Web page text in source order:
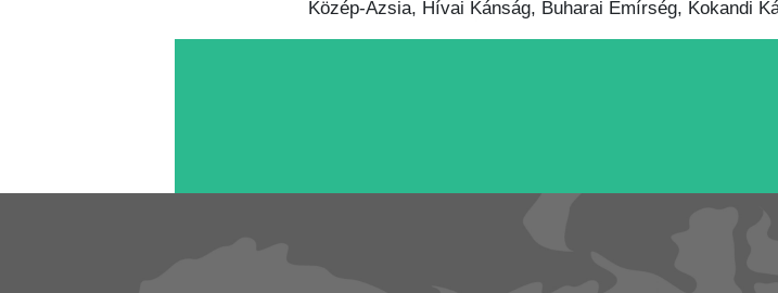
Közép-Ázsia, Hívai Kánság, Buharai Emírség, Kokandi